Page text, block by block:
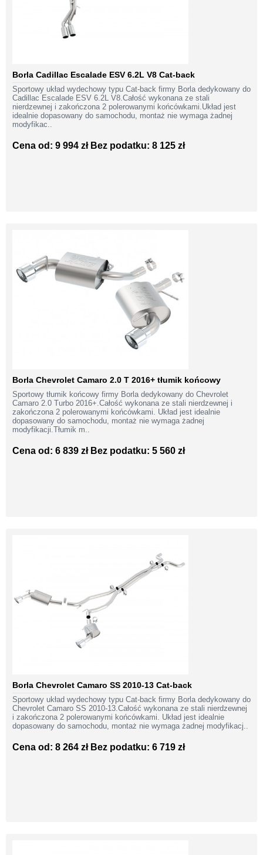
Borla Cadillac Escalade ESV 6.2L V8 Cat-back
Sportowy układ wydechowy typu Cat-back firmy Borla dedykowany do
Cadillac Escalade ESV 6.2L V8.Całość wykonana ze stali
nierdzewnej i zakończona 2 polerowanymi końcówkami.Układ jest
idealnie dopasowany do samochodu, montaż nie wymaga żadnej
modyfikac..
Cena od: 9 994 zł Bez podatku: 8 125 zł
Borla Chevrolet Camaro 2.0 T 2016+ tłumik końcowy
Sportowy tłumik końcowy firmy Borla dedykowany do Chevrolet
Camaro 2.0 Turbo 2016+.Całość wykonana ze stali nierdzewnej i
zakończona 2 polerowanymi końcówkami. Układ jest idealnie
dopasowany do samochodu, montaż nie wymaga żadnej
modyfikacji.Tłumik m..
Cena od: 6 839 zł Bez podatku: 5 560 zł
Borla Chevrolet Camaro SS 2010-13 Cat-back
Sportowy układ wydechowy typu Cat-back firmy Borla dedykowany do
Chevrolet Camaro SS 2010-13.Całość wykonana ze stali nierdzewnej
i zakończona 2 polerowanymi końcówkami. Układ jest idealnie
dopasowany do samochodu, montaż nie wymaga żadnej modyfikacj..
Cena od: 8 264 zł Bez podatku: 6 719 zł